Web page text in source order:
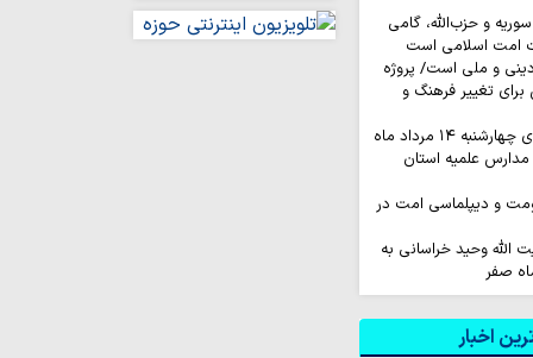
و حزب‌الله، گامی
امت اسلامی است
و ملی است/ پروژه
تغییر فرهنگ و
۱۴ مرداد ماه
علمیه استان
و دیپلماسی امت در
الله وحید خراسانی به
صفر
اخبار